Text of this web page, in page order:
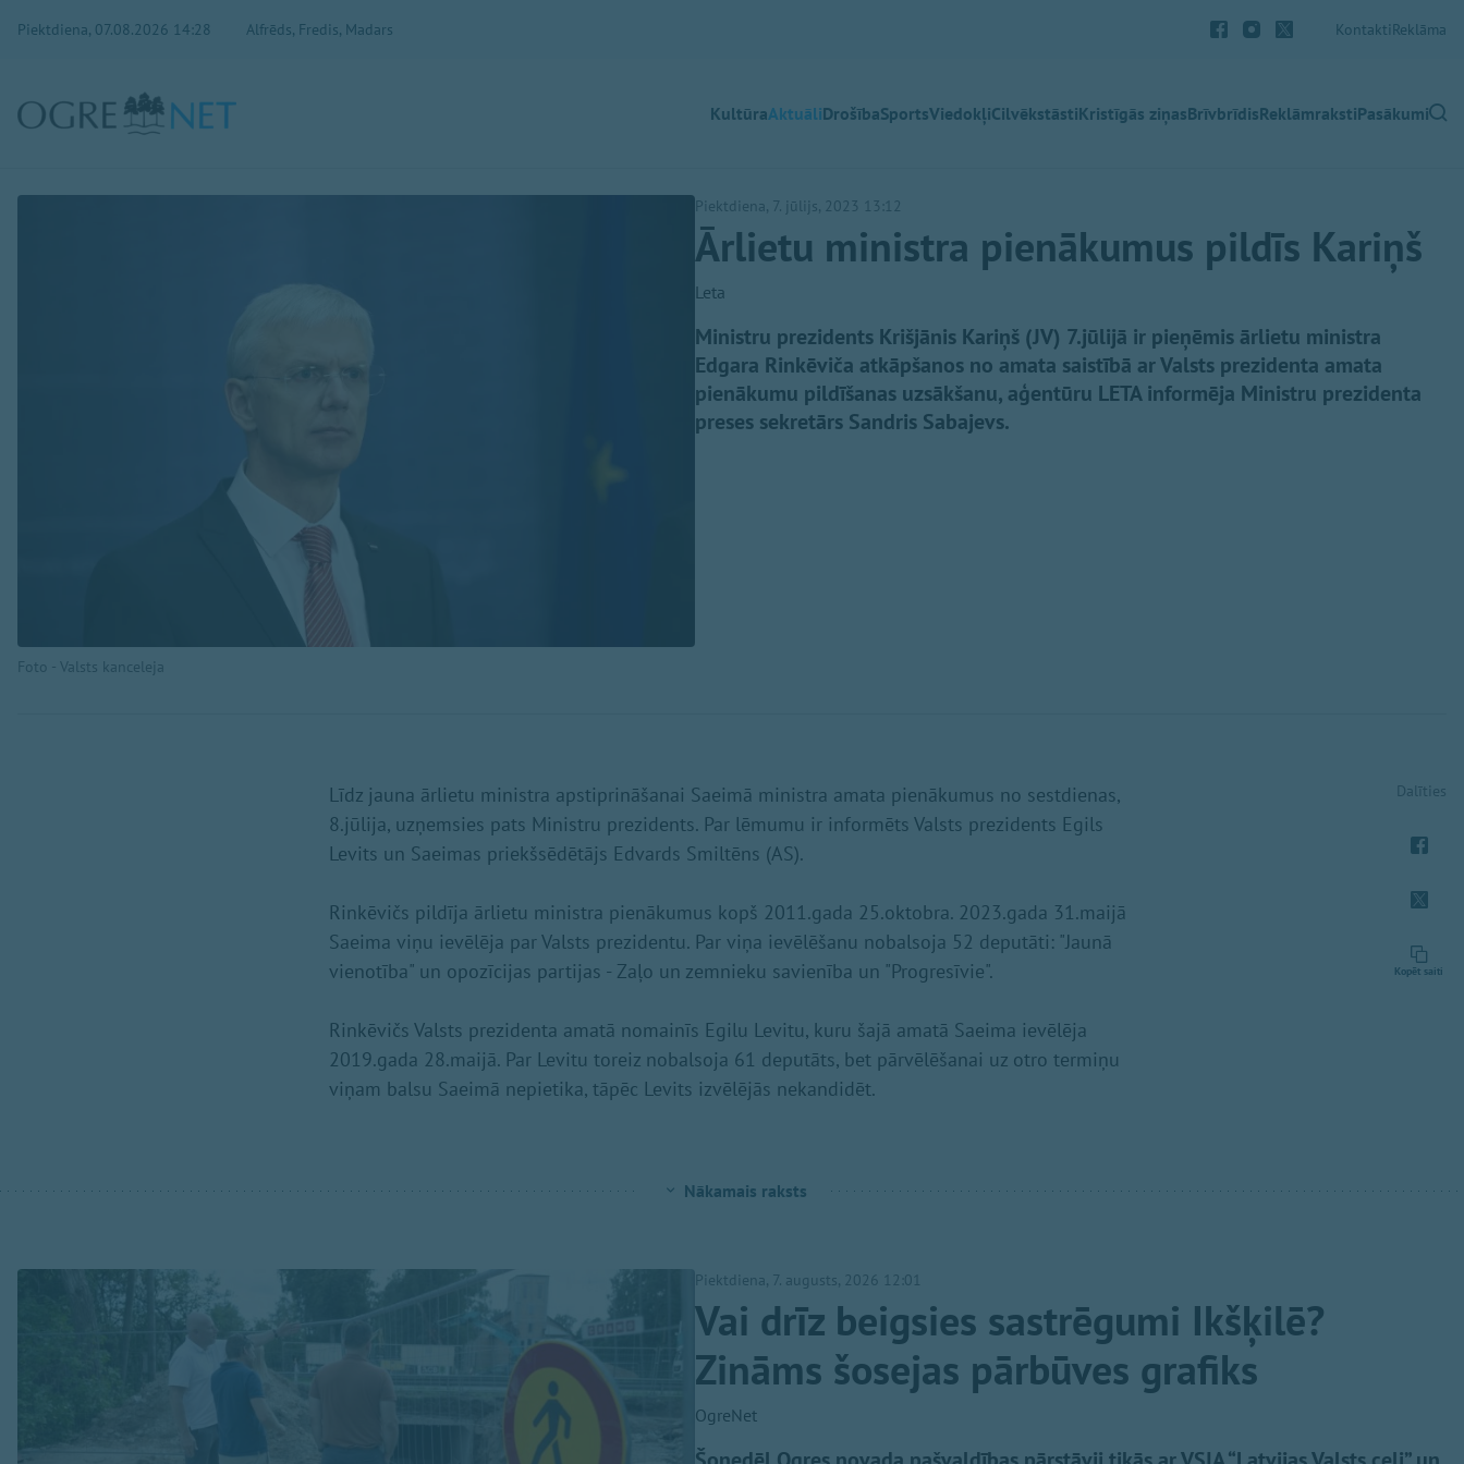
Piektdiena, 07.08.2026 14:28 Alfrēds, Fredis, Madars KontaktiReklāma
KultūraAktuāliDrošībaSportsViedokļiCilvēkstāstiKristīgās ziņasBrīvbrīdisReklāmrakstiPasākumi
Foto - Valsts kanceleja
Piektdiena, 7. jūlijs, 2023 13:12
Ārlietu ministra pienākumus pildīs Kariņš
Leta
Ministru prezidents Krišjānis Kariņš (JV) 7.jūlijā ir pieņēmis ārlietu ministra
Edgara Rinkēviča atkāpšanos no amata saistībā ar Valsts prezidenta amata
pienākumu pildīšanas uzsākšanu, aģentūru LETA informēja Ministru prezidenta
preses sekretārs Sandris Sabajevs.
Līdz jauna ārlietu ministra apstiprināšanai Saeimā ministra amata pienākumus no sestdienas,
8.jūlija, uzņemsies pats Ministru prezidents. Par lēmumu ir informēts Valsts prezidents Egils
Levits un Saeimas priekšsēdētājs Edvards Smiltēns (AS).
Rinkēvičs pildīja ārlietu ministra pienākumus kopš 2011.gada 25.oktobra. 2023.gada 31.maijā
Saeima viņu ievēlēja par Valsts prezidentu. Par viņa ievēlēšanu nobalsoja 52 deputāti: "Jaunā
vienotība" un opozīcijas partijas - Zaļo un zemnieku savienība un "Progresīvie".
Rinkēvičs Valsts prezidenta amatā nomainīs Egilu Levitu, kuru šajā amatā Saeima ievēlēja
2019.gada 28.maijā. Par Levitu toreiz nobalsoja 61 deputāts, bet pārvēlēšanai uz otro termiņu
viņam balsu Saeimā nepietika, tāpēc Levits izvēlējās nekandidēt.
Dalīties
Kopēt saiti
Nākamais raksts
Piektdiena, 7. augusts, 2026 12:01
Vai drīz beigsies sastrēgumi Ikšķilē?
Zināms šosejas pārbūves grafiks
OgreNet